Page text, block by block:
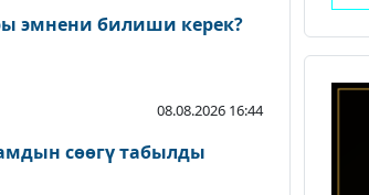
эмнени билиши керек?
08.08.2026 16:44
сөөгү табылды